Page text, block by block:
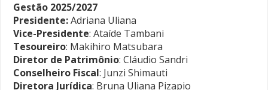
Gestão 2025/2027
Presidente:Adriana Uliana
Vice-Presidente: Ataíde Tambani
Tesoureiro: Makihiro Matsubara
Diretor de Patrimônio: Cláudio Sandri
Conselheiro Fiscal: Junzi Shimauti
Diretora Jurídica: Bruna Uliana Pizapio